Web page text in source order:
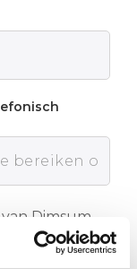
van Dimsum
Reizen